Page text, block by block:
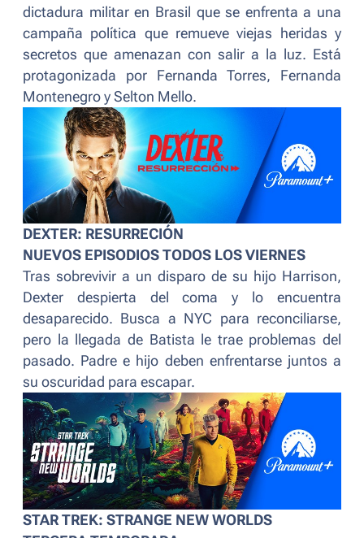
dictadura militar en Brasil que se enfrenta a una
campaña política que remueve viejas heridas y
secretos que amenazan con salir a la luz. Está
protagonizada por Fernanda Torres, Fernanda
Montenegro y Selton Mello.
DEXTER: RESURRECIÓN
NUEVOS EPISODIOS TODOS LOS VIERNES
Tras sobrevivir a un disparo de su hijo Harrison,
Dexter despierta del coma y lo encuentra
desaparecido. Busca a NYC para reconciliarse,
pero la llegada de Batista le trae problemas del
pasado. Padre e hijo deben enfrentarse juntos a
su oscuridad para escapar.
STAR TREK: STRANGE NEW WORLDS